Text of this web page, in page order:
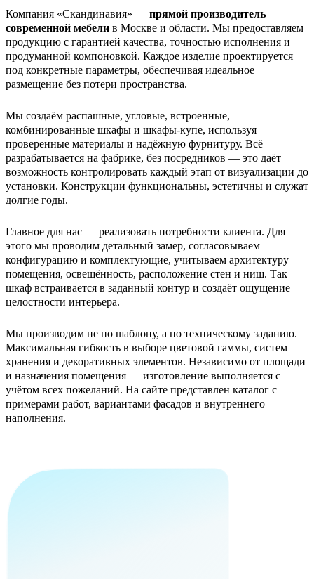
Компания «Скандинавия» — прямой производитель
современной мебели в Москве и области. Мы предоставляем
продукцию с гарантией качества, точностью исполнения и
продуманной компоновкой. Каждое изделие проектируется
под конкретные параметры, обеспечивая идеальное
размещение без потери пространства.
Мы создаём распашные, угловые, встроенные,
комбинированные шкафы и шкафы-купе, используя
проверенные материалы и надёжную фурнитуру. Всё
разрабатывается на фабрике, без посредников — это даёт
возможность контролировать каждый этап от визуализации до
установки. Конструкции функциональны, эстетичны и служат
долгие годы.
Главное для нас — реализовать потребности клиента. Для
этого мы проводим детальный замер, согласовываем
конфигурацию и комплектующие, учитываем архитектуру
помещения, освещённость, расположение стен и ниш. Так
шкаф встраивается в заданный контур и создаёт ощущение
целостности интерьера.
Мы производим не по шаблону, а по техническому заданию.
Максимальная гибкость в выборе цветовой гаммы, систем
хранения и декоративных элементов. Независимо от площади
и назначения помещения — изготовление выполняется с
учётом всех пожеланий. На сайте представлен каталог с
примерами работ, вариантами фасадов и внутреннего
наполнения.